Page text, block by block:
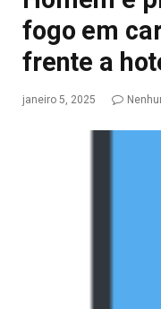
fogo em
frente a
janeiro 5, 2025